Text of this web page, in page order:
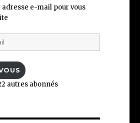
adresse e-mail pour vous
autres abonnés